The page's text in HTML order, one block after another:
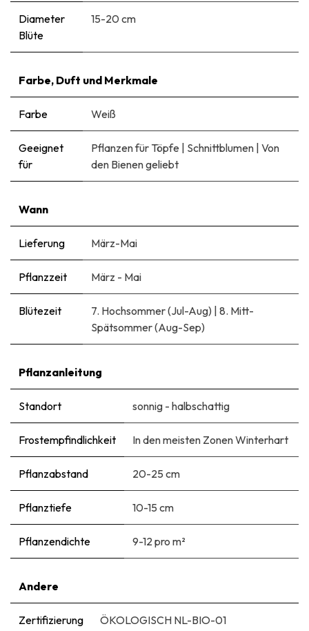
Diameter
Blüte
15-20 cm
Farbe, Duft und Merkmale
Farbe Weiß
Geeignet
für
Pflanzen für Töpfe | Schnittblumen | Von
den Bienen geliebt
Wann
Lieferung März-Mai
Pflanzzeit März - Mai
Blütezeit 7. Hochsommer (Jul-Aug) | 8. Mitt-
Spätsommer (Aug-Sep)
Pflanzanleitung
Standort sonnig - halbschattig
Frostempfindlichkeit In den meisten Zonen Winterhart
Pflanzabstand 20-25 cm
Pflanztiefe 10-15 cm
Pflanzendichte 9-12 pro m²
Andere
Zertifizierung ÖKOLOGISCH NL-BIO-01